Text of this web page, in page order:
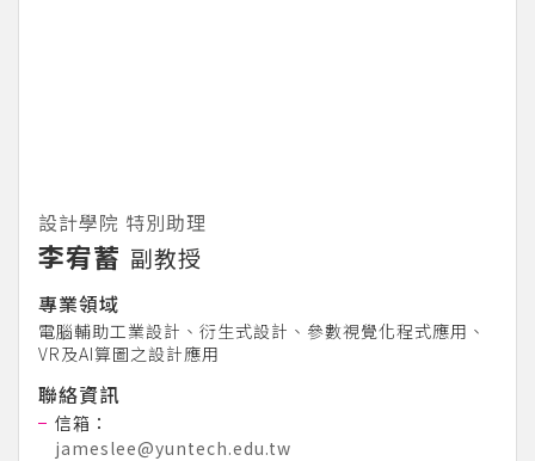
設計學院 特別助理
李宥蓄 副教授
專業領域
電腦輔助工業設計、衍生式設計、參數視覺化程式應用、
VR及AI算圖之設計應用
聯絡資訊
信箱：
jameslee@yuntech.edu.tw